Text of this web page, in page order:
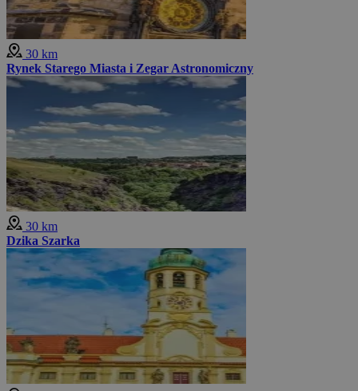
30 km
Rynek Starego Miasta i Zegar Astronomiczny
30 km
Dzika Szarka